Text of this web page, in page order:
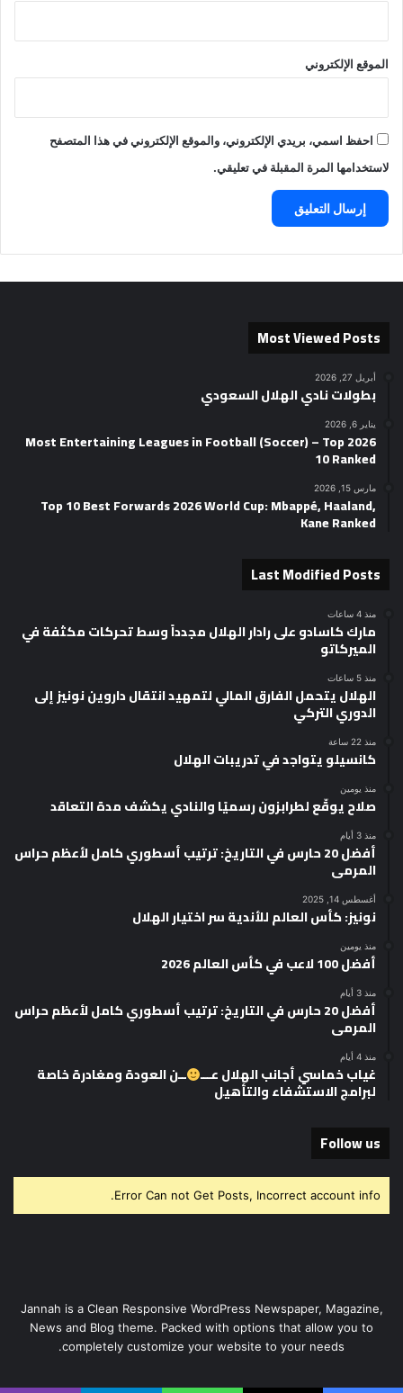
الموقع الإلكتروني
احفظ اسمي، بريدي الإلكتروني، والموقع الإلكتروني في هذا المتصفح
لاستخدامها المرة المقبلة في تعليقي.
Most Viewed Posts
أبريل 27, 2026
بطولات نادي الهلال السعودي
يناير 6, 2026
2026 Most Entertaining Leagues in Football (Soccer) – Top
10 Ranked
مارس 15, 2026
Top 10 Best Forwards 2026 World Cup: Mbappé, Haaland,
Kane Ranked
Last Modified Posts
منذ 4 ساعات
مارك كاسادو على رادار الهلال مجدداً وسط تحركات مكثفة في
الميركاتو
منذ 5 ساعات
الهلال يتحمل الفارق المالي لتمهيد انتقال داروين نونيز إلى
الدوري التركي
منذ 22 ساعة
كانسيلو يتواجد في تدريبات الهلال
منذ يومين
صلاح يوقّع لطرابزون رسميًا والنادي يكشف مدة التعاقد
منذ 3 أيام
أفضل 20 حارس في التاريخ: ترتيب أسطوري كامل لأعظم حراس
المرمى
أغسطس 14, 2025
نونيز: كأس العالم للأندية سر اختيار الهلال
منذ يومين
أفضل 100 لاعب في كأس العالم 2026
منذ 3 أيام
أفضل 20 حارس في التاريخ: ترتيب أسطوري كامل لأعظم حراس
المرمى
منذ 4 أيام
غياب خماسي أجانب الهلال عـــ ــن العودة ومغادرة خاصة
لبرامج الاستشفاء والتأهيل
Follow us
Error Can not Get Posts, Incorrect account info.
Jannah is a Clean Responsive WordPress Newspaper, Magazine,
News and Blog theme. Packed with options that allow you to
completely customize your website to your needs.